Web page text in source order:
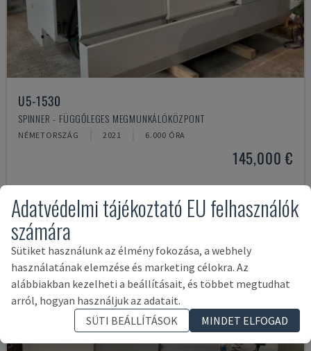
U5-1530
SPINNER - FÜGGŐLEGES MEGMUNKÁLÓKÖZPONT
NÉMETORSZÁG 2021 6.000 ÓRA
145,000 €
Adatvédelmi tájékoztató EU felhasználók
számára
Sütiket használunk az élmény fokozása, a webhely
használatának elemzése és marketing célokra. Az
alábbiakban kezelheti a beállításait, és többet megtudhat
arról, hogyan használjuk az adatait.
SÜTI BEÁLLÍTÁSOK
MINDET ELFOGAD